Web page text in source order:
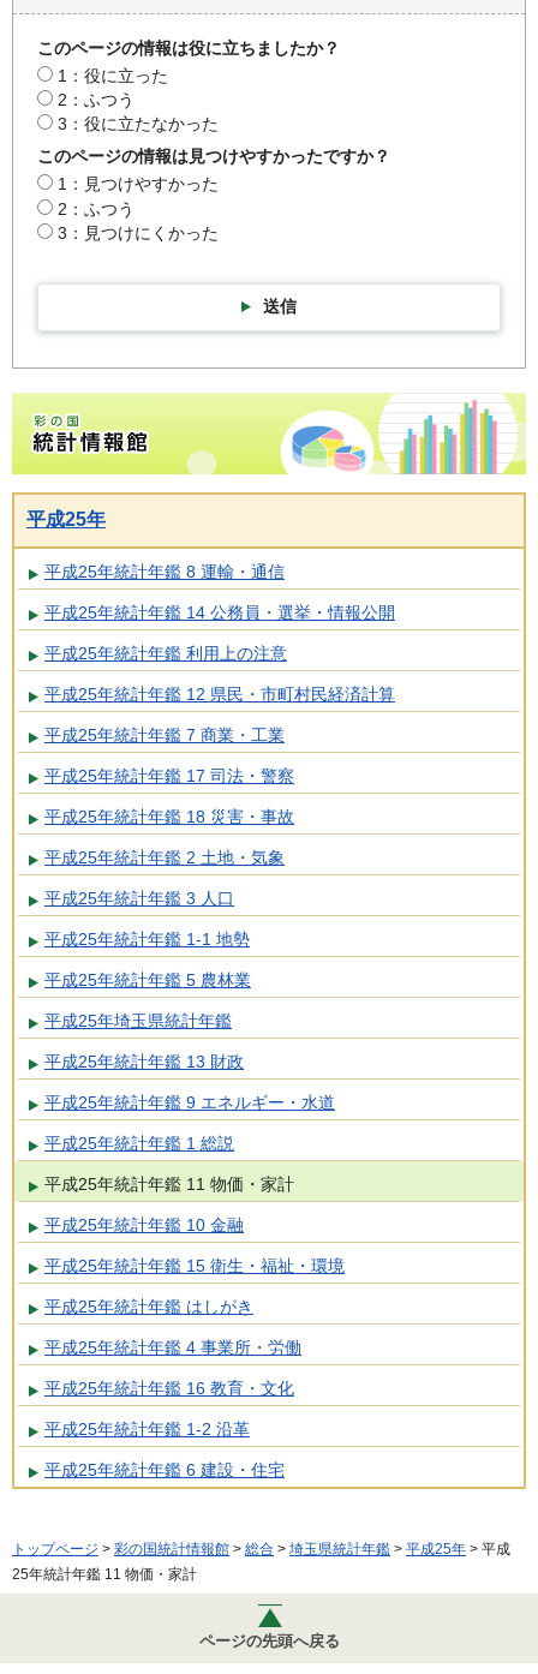
このページの情報は役に立ちましたか？
1：役に立った
2：ふつう
3：役に立たなかった
このページの情報は見つけやすかったですか？
1：見つけやすかった
2：ふつう
3：見つけにくかった
送信
彩の国統計情報館トップページ
平成25年
平成25年統計年鑑 8 運輸・通信
平成25年統計年鑑 14 公務員・選挙・情報公開
平成25年統計年鑑 利用上の注意
平成25年統計年鑑 12 県民・市町村民経済計算
平成25年統計年鑑 7 商業・工業
平成25年統計年鑑 17 司法・警察
平成25年統計年鑑 18 災害・事故
平成25年統計年鑑 2 土地・気象
平成25年統計年鑑 3 人口
平成25年統計年鑑 1-1 地勢
平成25年統計年鑑 5 農林業
平成25年埼玉県統計年鑑
平成25年統計年鑑 13 財政
平成25年統計年鑑 9 エネルギー・水道
平成25年統計年鑑 1 総説
平成25年統計年鑑 11 物価・家計
平成25年統計年鑑 10 金融
平成25年統計年鑑 15 衛生・福祉・環境
平成25年統計年鑑 はしがき
平成25年統計年鑑 4 事業所・労働
平成25年統計年鑑 16 教育・文化
平成25年統計年鑑 1-2 沿革
平成25年統計年鑑 6 建設・住宅
トップページ > 彩の国統計情報館 > 総合 > 埼玉県統計年鑑 > 平成25年 > 平成
25年統計年鑑 11 物価・家計
ページの先頭へ戻る